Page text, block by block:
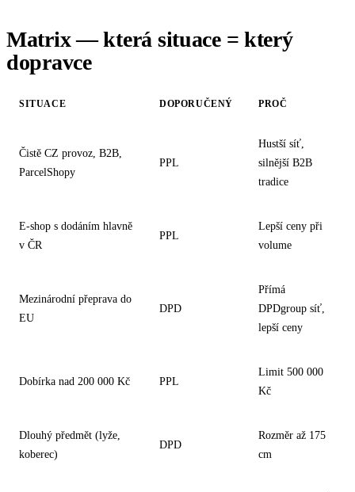
Matrix — která situace = který
dopravce
SITUACE DOPORUČENÝ PROČ
Čistě CZ provoz, B2B,
ParcelShopy
PPL
Hustší síť,
silnější B2B
tradice
E-shop s dodáním hlavně
v ČR
PPL
Lepší ceny při
volume
Mezinárodní přeprava do
EU
DPD
Přímá
DPDgroup síť,
lepší ceny
Dobírka nad 200 000 Kč PPL
Limit 500 000
Kč
Dlouhý předmět (lyže,
koberec)
DPD
Rozměr až 175
cm